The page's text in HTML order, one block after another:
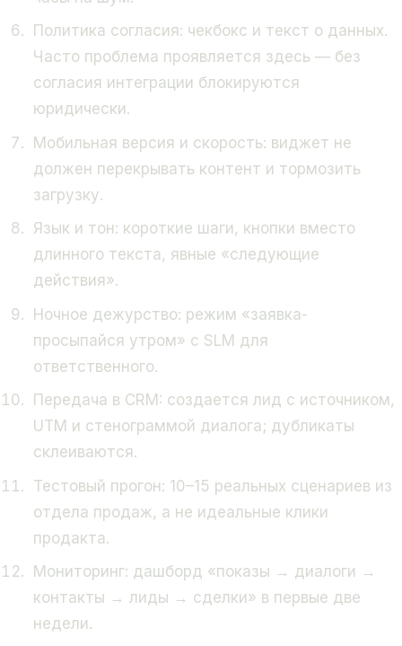
Политика согласия: чекбокс и текст о данных.
Часто проблема проявляется здесь — без
согласия интеграции блокируются
юридически.
Мобильная версия и скорость: виджет не
должен перекрывать контент и тормозить
загрузку.
Язык и тон: короткие шаги, кнопки вместо
длинного текста, явные «следующие
действия».
Ночное дежурство: режим «заявка-
просыпайся утром» с SLM для
ответственного.
Передача в CRM: создается лид с источником,
UTM и стенограммой диалога; дубликаты
склеиваются.
Тестовый прогон: 10–15 реальных сценариев из
отдела продаж, а не идеальные клики
продакта.
Мониторинг: дашборд «показы → диалоги →
контакты → лиды → сделки» в первые две
недели.